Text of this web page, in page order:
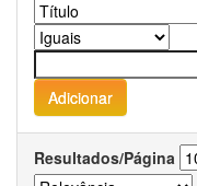
Resultados/Página